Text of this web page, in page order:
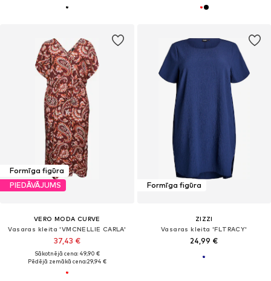
Formīga figūra
PIEDĀVĀJUMS
VERO MODA CURVE
Vasaras kleita 'VMCNELLIE CARLA'
37,43 €
Sākotnējā cena: 49,90 €
Pēdējā zemākā cena:29,94 €
Formīga figūra
ZIZZI
Vasaras kleita 'FLTRACY'
24,99 €